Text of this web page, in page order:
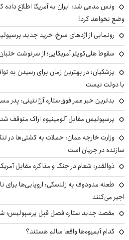
ونس مدعی شد: ایران به آمریکا اطلاع داده
وضع نخواهد کرد!
رونمایی از اژدهای سرخ؛ خرید جدید
سقوط هلی‌کوپتر آمریکایی؛ از سرنوشت
پزشکیان‌: در بهترین زمان برای رسیدن به
با دولت نیست
بدترین خبر عمر فوق‌ستاره آرژانتینی: پدر
پرسپولیس مقابل آلومینیوم اراک متوقف شد
وزارت خارجه عمان: حملات به کشتی‌ها در
سازنده در جریان است
ذوالقدر: شعام در جنگ و مذاکره مقابل
طعنه مدودوف به زلنسکی: اروپایی‌ها برای
اجیر می‌کنند
مقصد جدید ستاره فصل قبل پرسپولیس؛
کدام آبمیوه‌ها واقعا سالم هستند؟